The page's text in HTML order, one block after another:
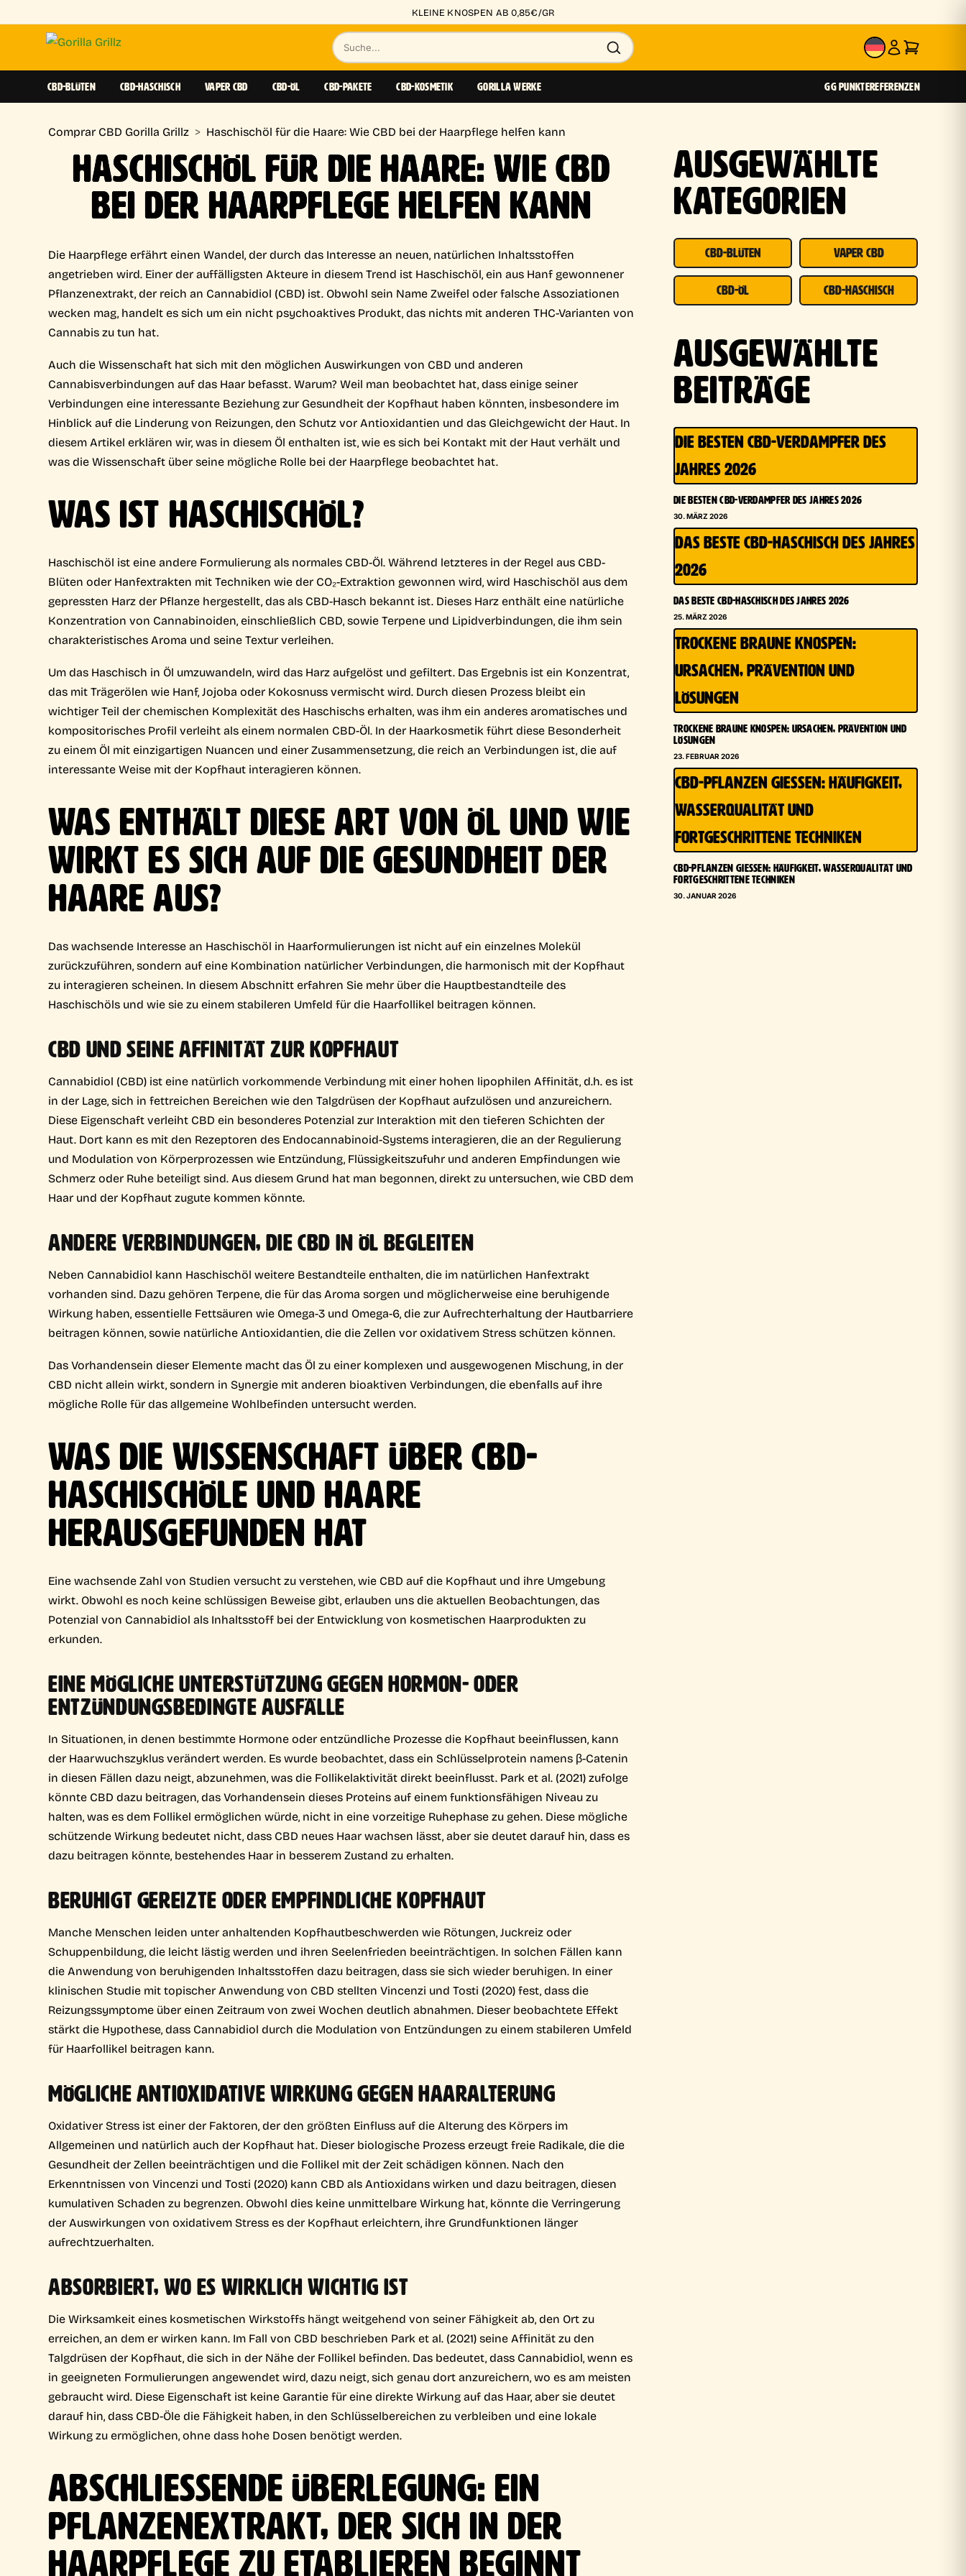
KLEINE KNOSPEN AB 0,85€/GR
Suche
nach
Produkten
DE
CBD-BLÜTEN CBD-HASCHISCH VAPER CBD CBD-ÖL CBD-PAKETE CBD-KOSMETIK GORILLA WERKE GG PUNKTEREFERENZEN
Comprar CBD Gorilla Grillz > Haschischöl für die Haare: Wie CBD bei der Haarpflege helfen kann
HASCHISCHÖL FÜR DIE HAARE: WIE CBD
BEI DER HAARPFLEGE HELFEN KANN
Die Haarpflege erfährt einen Wandel, der durch das Interesse an neuen, natürlichen Inhaltsstoffen
angetrieben wird. Einer der auffälligsten Akteure in diesem Trend ist Haschischöl, ein aus Hanf gewonnener
Pflanzenextrakt, der reich an Cannabidiol (CBD) ist. Obwohl sein Name Zweifel oder falsche Assoziationen
wecken mag, handelt es sich um ein nicht psychoaktives Produkt, das nichts mit anderen THC-Varianten von
Cannabis zu tun hat.
Auch die Wissenschaft hat sich mit den möglichen Auswirkungen von CBD und anderen
Cannabisverbindungen auf das Haar befasst. Warum? Weil man beobachtet hat, dass einige seiner
Verbindungen eine interessante Beziehung zur Gesundheit der Kopfhaut haben könnten, insbesondere im
Hinblick auf die Linderung von Reizungen, den Schutz vor Antioxidantien und das Gleichgewicht der Haut. In
diesem Artikel erklären wir, was in diesem Öl enthalten ist, wie es sich bei Kontakt mit der Haut verhält und
was die Wissenschaft über seine mögliche Rolle bei der Haarpflege beobachtet hat.
WAS IST HASCHISCHÖL?
Haschischöl ist eine andere Formulierung als normales CBD-Öl. Während letzteres in der Regel aus CBD-
Blüten oder Hanfextrakten mit Techniken wie der CO₂-Extraktion gewonnen wird, wird Haschischöl aus dem
gepressten Harz der Pflanze hergestellt, das als CBD-Hasch bekannt ist. Dieses Harz enthält eine natürliche
Konzentration von Cannabinoiden, einschließlich CBD, sowie Terpene und Lipidverbindungen, die ihm sein
charakteristisches Aroma und seine Textur verleihen.
Um das Haschisch in Öl umzuwandeln, wird das Harz aufgelöst und gefiltert. Das Ergebnis ist ein Konzentrat,
das mit Trägerölen wie Hanf, Jojoba oder Kokosnuss vermischt wird. Durch diesen Prozess bleibt ein
wichtiger Teil der chemischen Komplexität des Haschischs erhalten, was ihm ein anderes aromatisches und
kompositorisches Profil verleiht als einem normalen CBD-Öl. In der Haarkosmetik führt diese Besonderheit
zu einem Öl mit einzigartigen Nuancen und einer Zusammensetzung, die reich an Verbindungen ist, die auf
interessante Weise mit der Kopfhaut interagieren können.
WAS ENTHÄLT DIESE ART VON ÖL UND WIE
WIRKT ES SICH AUF DIE GESUNDHEIT DER
HAARE AUS?
Das wachsende Interesse an Haschischöl in Haarformulierungen ist nicht auf ein einzelnes Molekül
zurückzuführen, sondern auf eine Kombination natürlicher Verbindungen, die harmonisch mit der Kopfhaut
zu interagieren scheinen. In diesem Abschnitt erfahren Sie mehr über die Hauptbestandteile des
Haschischöls und wie sie zu einem stabileren Umfeld für die Haarfollikel beitragen können.
CBD UND SEINE AFFINITÄT ZUR KOPFHAUT
Cannabidiol (CBD) ist eine natürlich vorkommende Verbindung mit einer hohen lipophilen Affinität, d.h. es ist
in der Lage, sich in fettreichen Bereichen wie den Talgdrüsen der Kopfhaut aufzulösen und anzureichern.
Diese Eigenschaft verleiht CBD ein besonderes Potenzial zur Interaktion mit den tieferen Schichten der
Haut. Dort kann es mit den Rezeptoren des Endocannabinoid-Systems interagieren, die an der Regulierung
und Modulation von Körperprozessen wie Entzündung, Flüssigkeitszufuhr und anderen Empfindungen wie
Schmerz oder Ruhe beteiligt sind. Aus diesem Grund hat man begonnen, direkt zu untersuchen, wie CBD dem
Haar und der Kopfhaut zugute kommen könnte.
ANDERE VERBINDUNGEN, DIE CBD IN ÖL BEGLEITEN
Neben Cannabidiol kann Haschischöl weitere Bestandteile enthalten, die im natürlichen Hanfextrakt
vorhanden sind. Dazu gehören Terpene, die für das Aroma sorgen und möglicherweise eine beruhigende
Wirkung haben, essentielle Fettsäuren wie Omega-3 und Omega-6, die zur Aufrechterhaltung der Hautbarriere
beitragen können, sowie natürliche Antioxidantien, die die Zellen vor oxidativem Stress schützen können.
Das Vorhandensein dieser Elemente macht das Öl zu einer komplexen und ausgewogenen Mischung, in der
CBD nicht allein wirkt, sondern in Synergie mit anderen bioaktiven Verbindungen, die ebenfalls auf ihre
mögliche Rolle für das allgemeine Wohlbefinden untersucht werden.
WAS DIE WISSENSCHAFT ÜBER CBD-
HASCHISCHÖLE UND HAARE
HERAUSGEFUNDEN HAT
Eine wachsende Zahl von Studien versucht zu verstehen, wie CBD auf die Kopfhaut und ihre Umgebung
wirkt. Obwohl es noch keine schlüssigen Beweise gibt, erlauben uns die aktuellen Beobachtungen, das
Potenzial von Cannabidiol als Inhaltsstoff bei der Entwicklung von kosmetischen Haarprodukten zu
erkunden.
EINE MÖGLICHE UNTERSTÜTZUNG GEGEN HORMON- ODER
ENTZÜNDUNGSBEDINGTE AUSFÄLLE
In Situationen, in denen bestimmte Hormone oder entzündliche Prozesse die Kopfhaut beeinflussen, kann
der Haarwuchszyklus verändert werden. Es wurde beobachtet, dass ein Schlüsselprotein namens β-Catenin
in diesen Fällen dazu neigt, abzunehmen, was die Follikelaktivität direkt beeinflusst. Park et al. (2021) zufolge
könnte CBD dazu beitragen, das Vorhandensein dieses Proteins auf einem funktionsfähigen Niveau zu
halten, was es dem Follikel ermöglichen würde, nicht in eine vorzeitige Ruhephase zu gehen. Diese mögliche
schützende Wirkung bedeutet nicht, dass CBD neues Haar wachsen lässt, aber sie deutet darauf hin, dass es
dazu beitragen könnte, bestehendes Haar in besserem Zustand zu erhalten.
BERUHIGT GEREIZTE ODER EMPFINDLICHE KOPFHAUT
Manche Menschen leiden unter anhaltenden Kopfhautbeschwerden wie Rötungen, Juckreiz oder
Schuppenbildung, die leicht lästig werden und ihren Seelenfrieden beeinträchtigen. In solchen Fällen kann
die Anwendung von beruhigenden Inhaltsstoffen dazu beitragen, dass sie sich wieder beruhigen. In einer
klinischen Studie mit topischer Anwendung von CBD stellten Vincenzi und Tosti (2020) fest, dass die
Reizungssymptome über einen Zeitraum von zwei Wochen deutlich abnahmen. Dieser beobachtete Effekt
stärkt die Hypothese, dass Cannabidiol durch die Modulation von Entzündungen zu einem stabileren Umfeld
für Haarfollikel beitragen kann.
MÖGLICHE ANTIOXIDATIVE WIRKUNG GEGEN HAARALTERUNG
Oxidativer Stress ist einer der Faktoren, der den größten Einfluss auf die Alterung des Körpers im
Allgemeinen und natürlich auch der Kopfhaut hat. Dieser biologische Prozess erzeugt freie Radikale, die die
Gesundheit der Zellen beeinträchtigen und die Follikel mit der Zeit schädigen können. Nach den
Erkenntnissen von Vincenzi und Tosti (2020) kann CBD als Antioxidans wirken und dazu beitragen, diesen
kumulativen Schaden zu begrenzen. Obwohl dies keine unmittelbare Wirkung hat, könnte die Verringerung
der Auswirkungen von oxidativem Stress es der Kopfhaut erleichtern, ihre Grundfunktionen länger
aufrechtzuerhalten.
ABSORBIERT, WO ES WIRKLICH WICHTIG IST
Die Wirksamkeit eines kosmetischen Wirkstoffs hängt weitgehend von seiner Fähigkeit ab, den Ort zu
erreichen, an dem er wirken kann. Im Fall von CBD beschrieben Park et al. (2021) seine Affinität zu den
Talgdrüsen der Kopfhaut, die sich in der Nähe der Follikel befinden. Das bedeutet, dass Cannabidiol, wenn es
in geeigneten Formulierungen angewendet wird, dazu neigt, sich genau dort anzureichern, wo es am meisten
gebraucht wird. Diese Eigenschaft ist keine Garantie für eine direkte Wirkung auf das Haar, aber sie deutet
darauf hin, dass CBD-Öle die Fähigkeit haben, in den Schlüsselbereichen zu verbleiben und eine lokale
Wirkung zu ermöglichen, ohne dass hohe Dosen benötigt werden.
ABSCHLIESSENDE ÜBERLEGUNG: EIN P
FLANZENEXTRAKT, DER SICH IN DER H
AARPFLEGE ZU ETABLIEREN BEGINNT
AUSGEWÄHLTE
KATEGORIEN
CBD-BLÜTEN VAPER CBD
CBD-ÖL CBD-HASCHISCH
AUSGEWÄHLTE
BEITRÄGE
DIE BESTEN CBD-VERDAMPFER DES
JAHRES 2026
DIE BESTEN CBD-VERDAMPFER DES JAHRES 2026
30. MÄRZ 2026
DAS BESTE CBD-HASCHISCH DES JAHRES
2026
DAS BESTE CBD-HASCHISCH DES JAHRES 2026
25. MÄRZ 2026
TROCKENE BRAUNE KNOSPEN:
URSACHEN, PRÄVENTION UND
LÖSUNGEN
TROCKENE BRAUNE KNOSPEN: URSACHEN, PRÄVENTION UND
LÖSUNGEN
23. FEBRUAR 2026
CBD-PFLANZEN GIESSEN: HÄUFIGKEIT, W
ASSERQUALITÄT UND F
ORTGESCHRITTENE TECHNIKEN
CBD-PFLANZEN GIESSEN: HÄUFIGKEIT, WASSERQUALITÄT UND F
ORTGESCHRITTENE TECHNIKEN
30. JANUAR 2026